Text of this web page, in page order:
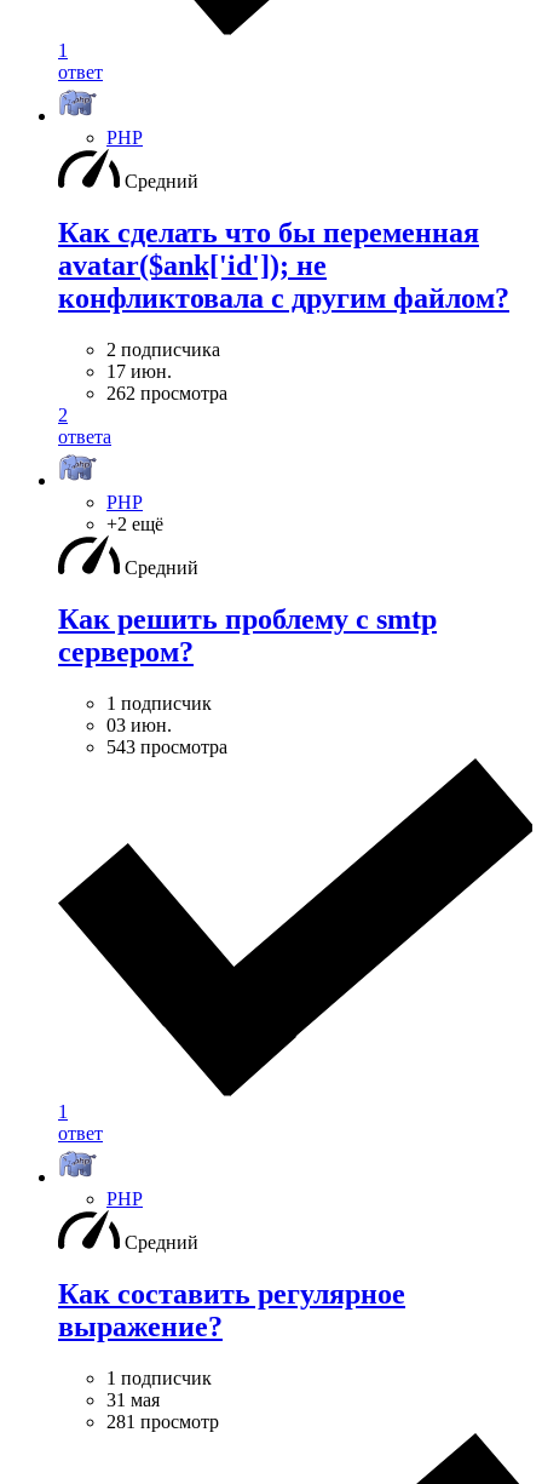
1
ответ
PHP
Средний
Как сделать что бы переменная
avatar($ank['id']); не
конфликтовала с другим файлом?
2 подписчика
17 июн.
262 просмотра
2
ответа
PHP
+2 ещё
Средний
Как решить проблему с smtp
сервером?
1 подписчик
03 июн.
543 просмотра
1
ответ
PHP
Средний
Как составить регулярное
выражение?
1 подписчик
31 мая
281 просмотр